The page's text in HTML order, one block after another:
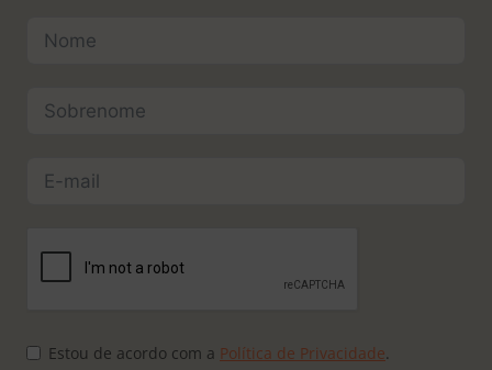
Estou de acordo com a Política de Privacidade.